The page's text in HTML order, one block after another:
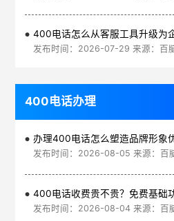
400电话怎么从客服工具升级为
发布时间：2026-07-29 来源：百
400电话办理
发布时间：2026-08-05 来源：百
400电话收费贵不贵？免费基础
发布时间：2026-08-04 来源：百